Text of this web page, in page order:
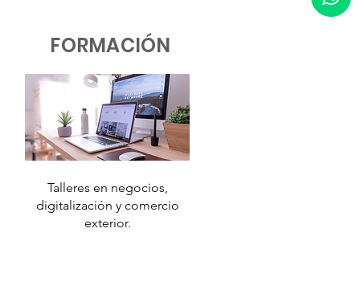
Talleres en negocios,
digitalización y comercio
exterior.
FORMACIÓN